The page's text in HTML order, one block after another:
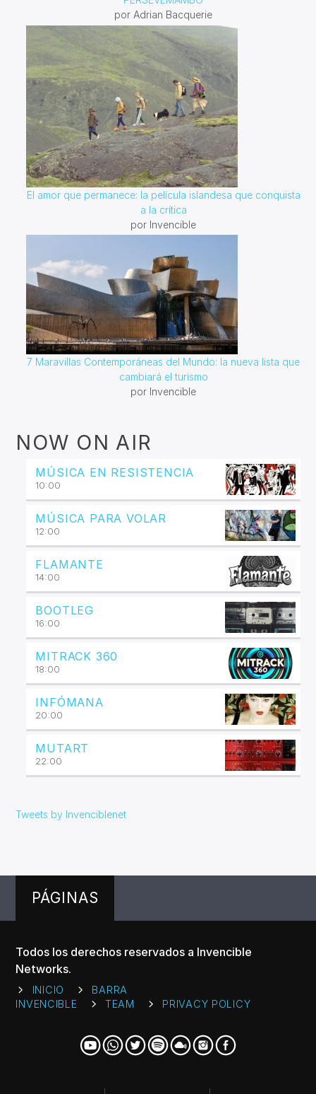
por Adrian Bacquerie
El amor que permanece: la película islandesa que conquista
a la crítica
por Invencible
7 Maravillas Contemporáneas del Mundo: la nueva lista que
cambiará el turismo
por Invencible
NOW ON AIR
MÚSICA EN RESISTENCIA
10:00
MÚSICA PARA VOLAR
12:00
FLAMANTE
14:00
BOOTLEG
16:00
MITRACK 360
18:00
INFÓMANA
20:00
MUTART
22:00
Tweets by Invenciblenet
PÁGINAS
Todos los derechos reservados a Invencible
Networks.
INICIO
BARRA
INVENCIBLE
TEAM PRIVACY POLICY